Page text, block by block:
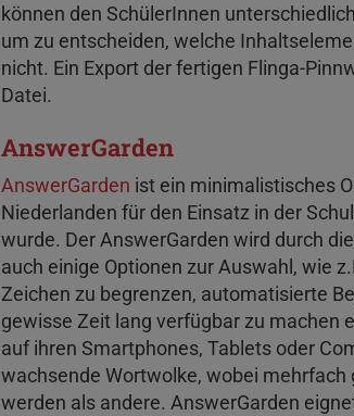
können den SchülerInnen
um zu entscheiden, welche
nicht. Ein Export der fertigen Flinga-
Datei.
AnswerGarden
AnswerGarden ist ein minimalistisches
Niederlanden für den Einsatz in der
wurde. Der AnswerGarden wird durch
auch einige Optionen zur Auswahl, wie
Zeichen zu begrenzen, automatisierte
gewisse Zeit lang verfügbar zu machen
auf ihren Smartphones, Tablets oder
wachsende Wortwolke, wobei
werden als andere. AnswerGarden